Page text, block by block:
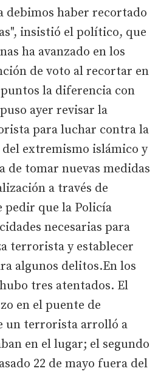
debimos haber recortado
insistió el político, que
ha avanzado en los
de voto al recortar en
la diferencia con
ayer revisar la
para luchar contra la
extremismo islámico y
de tomar nuevas medidas
a través de
pedir que la Policía
necesarias para
terrorista y establecer
algunos delitos.En los
tres atentados. El
en el puente de
un terrorista arrolló a
en el lugar; el segundo
22 de mayo fuera del